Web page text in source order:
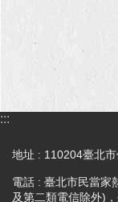
答
即
新
:::
地址 : 110204臺北
電話 : 臺北市民當家
及第二類電信除外)